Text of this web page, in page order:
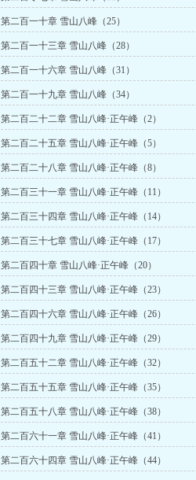
第二百一十章 雪山八峰（25）
第二百一十三章 雪山八峰（28）
第二百一十六章 雪山八峰（31）
第二百一十九章 雪山八峰（34）
第二百二十二章 雪山八峰·正午峰（2）
第二百二十五章 雪山八峰·正午峰（5）
第二百二十八章 雪山八峰·正午峰（8）
第二百三十一章 雪山八峰·正午峰（11）
第二百三十四章 雪山八峰·正午峰（14）
第二百三十七章 雪山八峰·正午峰（17）
第二百四十章 雪山八峰·正午峰（20）
第二百四十三章 雪山八峰·正午峰（23）
第二百四十六章 雪山八峰·正午峰（26）
第二百四十九章 雪山八峰·正午峰（29）
第二百五十二章 雪山八峰·正午峰（32）
第二百五十五章 雪山八峰·正午峰（35）
第二百五十八章 雪山八峰·正午峰（38）
第二百六十一章 雪山八峰·正午峰（41）
第二百六十四章 雪山八峰·正午峰（44）